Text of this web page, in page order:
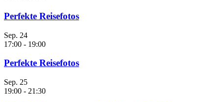
Perfekte Reisefotos
Sep. 24
17:00 - 19:00
Perfekte Reisefotos
Sep. 25
19:00 - 21:30